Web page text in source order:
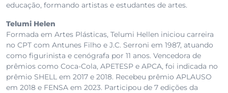
educação, formando artistas e estudantes de artes.
Telumi Helen
Formada em Artes Plásticas, Telumi Hellen iniciou carreira
no CPT com Antunes Filho e J.C. Serroni em 1987, atuando
como figurinista e cenógrafa por 11 anos. Vencedora de
prêmios como Coca-Cola, APETESP e APCA, foi indicada no
prêmio SHELL em 2017 e 2018. Recebeu prêmio APLAUSO
em 2018 e FENSA em 2023. Participou de 7 edições da